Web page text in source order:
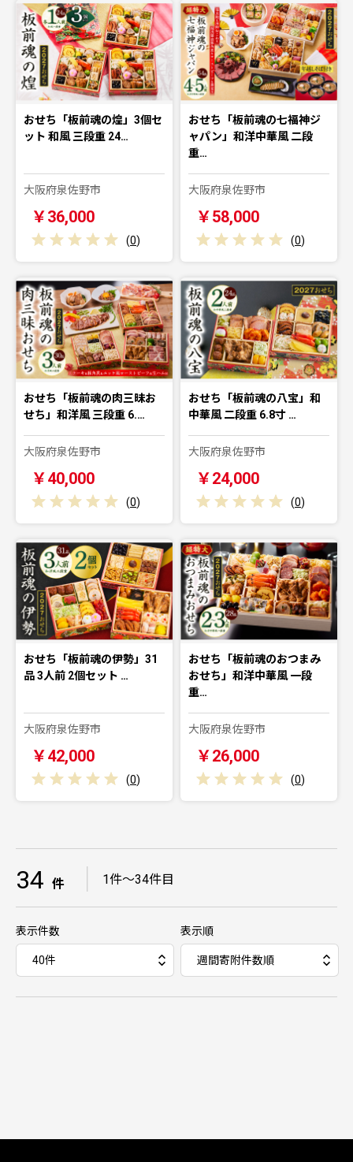
おせち「板前魂の煌」3個セ
ット 和風 三段重 24…
大阪府泉佐野市
￥36,000
(0)
おせち「板前魂の七福神ジ
ャパン」和洋中華風 二段
重…
大阪府泉佐野市
￥58,000
(0)
おせち「板前魂の肉三昧お
せち」和洋風 三段重 6.…
大阪府泉佐野市
￥40,000
(0)
おせち「板前魂の八宝」和
中華風 二段重 6.8寸 …
大阪府泉佐野市
￥24,000
(0)
おせち「板前魂の伊勢」31
品 3人前 2個セット …
大阪府泉佐野市
￥42,000
(0)
おせち「板前魂のおつまみ
おせち」和洋中華風 一段
重…
大阪府泉佐野市
￥26,000
(0)
34 件 1件～34件目
表示件数 表示順